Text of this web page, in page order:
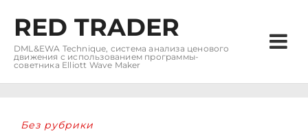
RED TRADER
DML&EWA Technique, система анализа ценового
движения с использованием программы-
советника Elliott Wave Maker
Без рубрики